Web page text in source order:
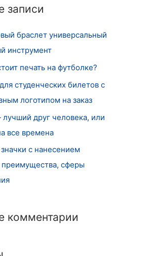
записи
браслет универсальный
инструмент
печать на футболке?
студенческих билетов с
логотипом на заказ
друг человека, или
все времена
с нанесением
преимущества, сферы
комментарии